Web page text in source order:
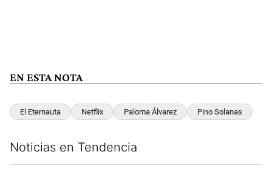
EN ESTA NOTA
El Eternauta Netflix Paloma Álvarez Pino Solanas
Noticias en Tendencia